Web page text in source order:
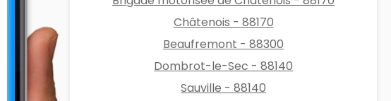
Châtenois - 88170
Beaufremont - 88300
Dombrot-le-Sec - 88140
Sauville - 88140